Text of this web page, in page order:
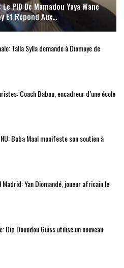
PID De Mamadou Yaya Wane
Et Répond Aux…
Talla Sylla demande à Diomaye de
Coach Babou, encadreur d’une école
Baba Maal manifeste son soutien à
Madrid: Yan Diomandé, joueur africain le
Dip Doundou Guiss utilise un nouveau